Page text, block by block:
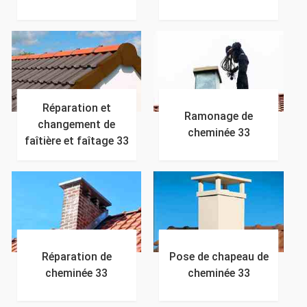
Réparation et
changement de
faîtière et faîtage 33
Ramonage de
cheminée 33
Réparation de
cheminée 33
Pose de chapeau de
cheminée 33